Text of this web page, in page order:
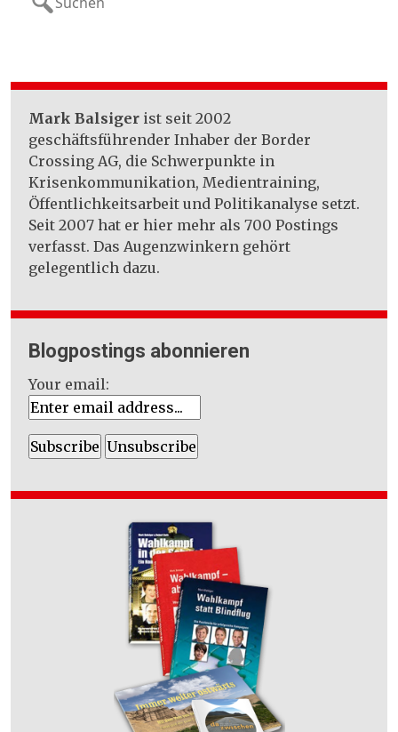
for:
Mark Balsiger ist seit 2002
geschäftsführender Inhaber der Border
Crossing AG, die Schwerpunkte in
Krisenkommunikation, Medientraining,
Öffentlichkeitsarbeit und Politikanalyse setzt.
Seit 2007 hat er hier mehr als 700 Postings
verfasst. Das Augenzwinkern gehört
gelegentlich dazu.
Blogpostings abonnieren
Your email: